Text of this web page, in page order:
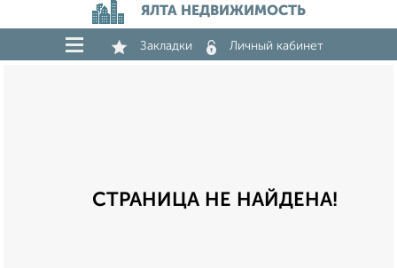
ЯЛТА НЕДВИЖИМОСТЬ
Закладки Личный кабинет
СТРАНИЦА НЕ НАЙДЕНА!